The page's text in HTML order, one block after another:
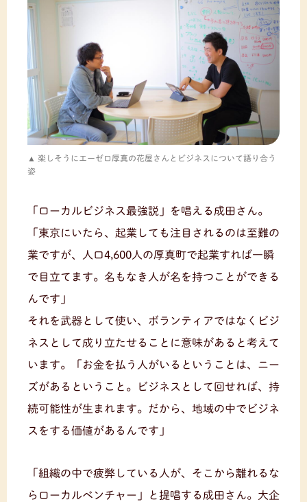
楽しそうにエーゼロ厚真の花屋さんとビジネスについて語り合う
姿
「ローカルビジネス最強説」を唱える成田さん。
「東京にいたら、起業しても注目されるのは至難の
業ですが、人口4,600人の厚真町で起業すれば一瞬
で目立てます。名もなき人が名を持つことができる
んです」
それを武器として使い、ボランティアではなくビジ
ネスとして成り立たせることに意味があると考えて
います。「お金を払う人がいるということは、ニー
ズがあるということ。ビジネスとして回せれば、持
続可能性が生まれます。だから、地域の中でビジネ
スをする価値があるんです」
「組織の中で疲弊している人が、そこから離れるな
らローカルベンチャー」と提唱する成田さん。大企